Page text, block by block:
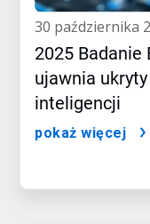
30 października
2025 Badanie
ujawnia
inteligencji
pokaż więcej